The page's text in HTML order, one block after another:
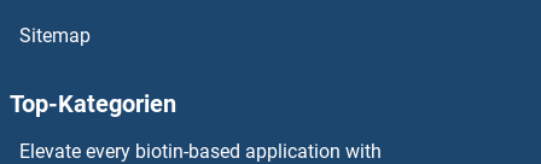
Sitemap
Top-Kategorien
Elevate every biotin-based application with